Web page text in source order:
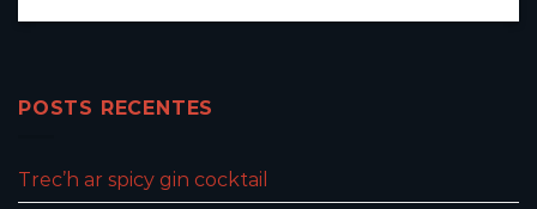
POSTS RECENTES
Trec’h ar spicy gin cocktail